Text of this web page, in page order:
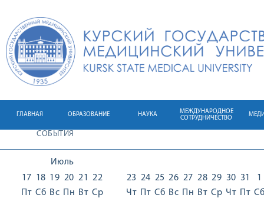
ГЛАВНАЯ ОБРАЗОВАНИЕ НАУКА
МЕЖДУНАРОДНОЕ
СОТРУДНИЧЕСТВО
СОБЫТИЯ
Июль
17
Пт
18
Сб
19
Вс
20
Пн
21
Вт
22
Ср
23
Чт
24
Пт
25
Сб
26
Вс
27
Пн
28
Вт
29
Ср
30
Чт
31
Пт
1
Сб